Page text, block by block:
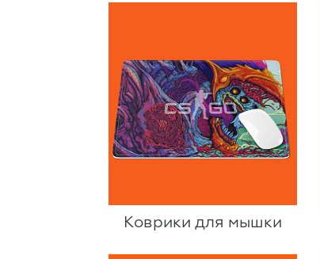
Коврики для мышки